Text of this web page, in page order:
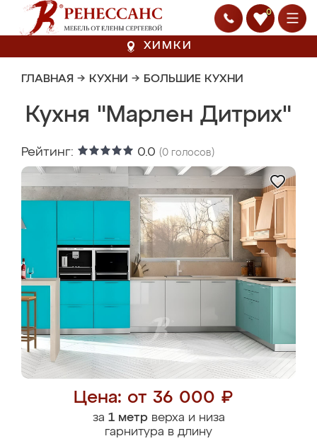
0
ХИМКИ
ГЛАВНАЯ → КУХНИ → БОЛЬШИЕ КУХНИ
Кухня "Марлен Дитрих"
Рейтинг: 0.0 (0 голосов)
Цена: от 36 000 ₽
за 1 метрверха и низа
гарнитура в длину